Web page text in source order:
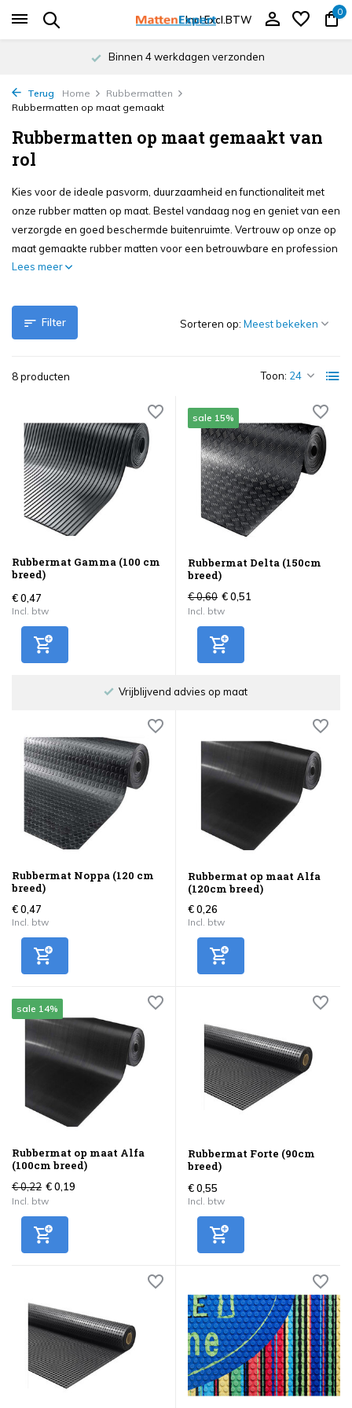
Incl.Excl.BTW
0
Binnen 4 werkdagen verzonden
Terug Home
Rubbermatten
Rubbermatten op maat gemaakt
Rubbermatten op maat gemaakt van
rol
Kies voor de ideale pasvorm, duurzaamheid en functionaliteit met
onze rubber matten op maat. Bestel vandaag nog en geniet van een
verzorgde en goed beschermde buitenruimte. Vertrouw op onze op
maat gemaakte rubber matten voor een betrouwbare en profession
Lees meer
Filter
8 producten Toon:
Sorteren op:
Rubbermat Gamma (100 cm
breed)
€ 0,47
Incl. btw
sale 15%
Rubbermat Delta (150cm
breed)
€ 0,60 € 0,51
Incl. btw
Binnen 4 werkdagen verzonden
Rubbermat Noppa (120 cm
breed)
€ 0,47
Incl. btw
Rubbermat op maat Alfa
(120cm breed)
€ 0,26
Incl. btw
sale 14%
Rubbermat op maat Alfa
(100cm breed)
€ 0,22 € 0,19
Incl. btw
Rubbermat Forte (90cm
breed)
€ 0,55
Incl. btw